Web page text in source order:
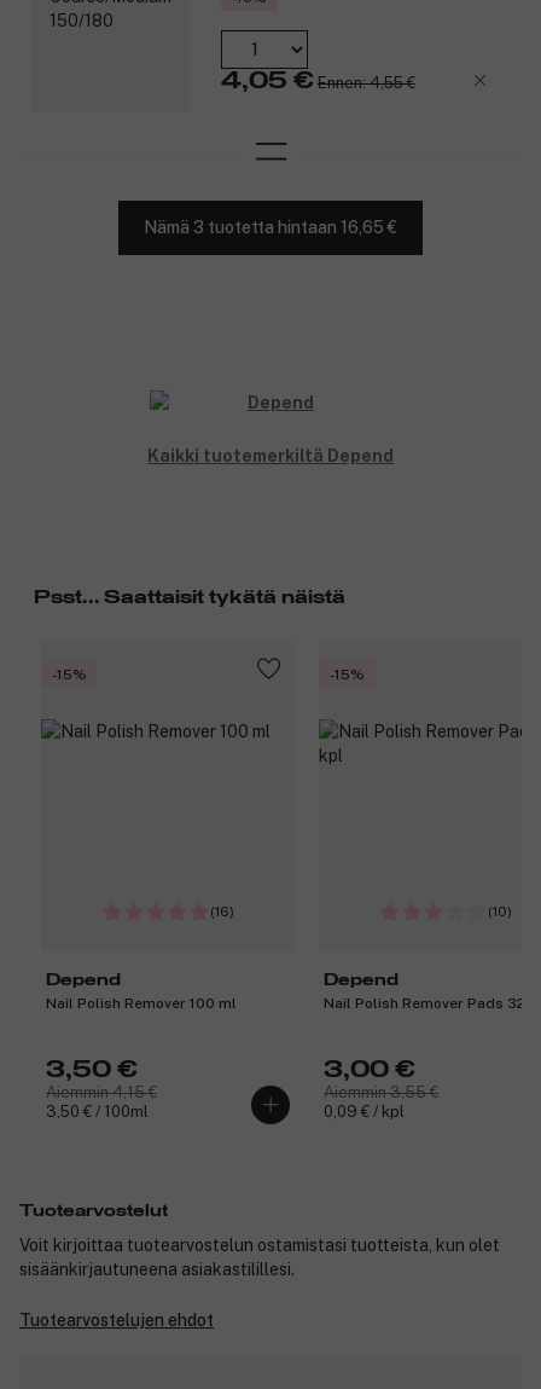
4,05 € Ennen: 4,55 €
Nämä 3 tuotetta hintaan 16,65 €
Kaikki tuotemerkiltä Depend
Psst... Saattaisit tykätä näistä
-15%
(16)
Depend
Nail Polish Remover 100 ml
3,50 €
Aiemmin 4,15 €
3,50 € / 100ml
-15%
(10)
Depend
Nail Polish Remover Pads 32
3,00 €
Aiemmin 3,55 €
0,09 € / kpl
Tuotearvostelut
Voit kirjoittaa tuotearvostelun ostamistasi tuotteista, kun olet
sisäänkirjautuneena asiakastilillesi.
Tuotearvostelujen ehdot